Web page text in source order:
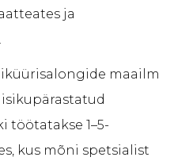
ja
maailm
töötatakse 1–5-
kus mõni spetsialist